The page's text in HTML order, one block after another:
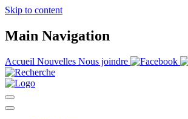
Skip to content
Main Navigation
Accueil Nouvelles Nous joindre